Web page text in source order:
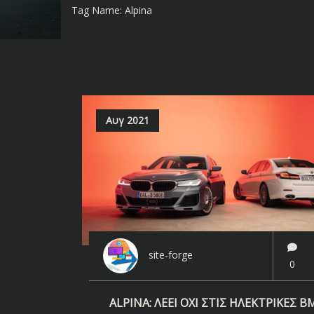
Tag Name: Alpina
Αυγ 2021
site-forge
0
ALPINA: ΛΈΕΙ ΌΧΙ ΣΤΙΣ ΗΛΕΚΤΡΙΚΈΣ